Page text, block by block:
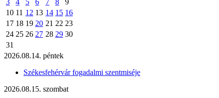
3
4 5 6 7 8
9
10 11 12 13 14 15 16
17 18 19 20 21 22 23
24 25 26 27 28 29 30
31
2026.08.14. péntek
Székesfehérvár fogadalmi szentmiséje
2026.08.15. szombat